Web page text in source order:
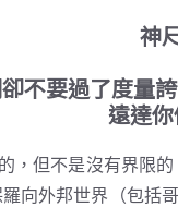
神
不要過了度量
遠達
但不是沒有界限的
向外邦世界（包括